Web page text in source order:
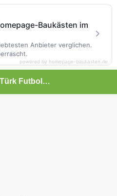
Yetenekli Türk Futbolcular
Baukästen im
Anbieter verglichen.
powered by homepage-baukasten.de